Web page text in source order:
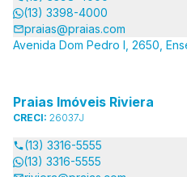
(13) 3398-4000
praias@praias.com
Avenida Dom Pedro I, 2650,
Praias Imóveis Riviera
CRECI: 26037J
(13) 3316-5555
(13) 3316-5555